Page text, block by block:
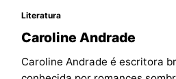
Literatura
Caroline Andrade
Caroline Andrade é escritora